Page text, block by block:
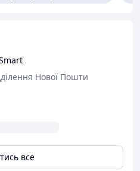
Нової Пошти
все